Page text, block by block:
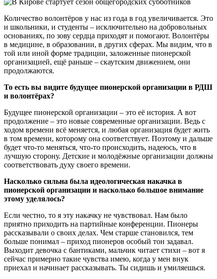
Количество волонтёров у нас из года в год увеличивается. Это
и школьники, и студенты – исключительно на добровольных
основаниях, по зову сердца приходят и помогают. Волонтёры
в медицине, в образовании, в других сферах. Мы видим, что в
той или иной форме традиции, заложенные пионерской
организацией, ещё раньше – скаутским движением, они
продолжаются.
То есть вы видите будущее пионерской организации в РДШ
и волонтёрах?
Будущее пионерской организации – это её история. А вот
продолжение – это новые современные организации. Ведь с
ходом времени всё меняется, и любая организация будет жить
в том времени, которому она соответствует. Поэтому и дальше
будет что-то меняться, что-то происходить, надеюсь, что в
лучшую сторону. Детские и молодёжные организации должны
соответствовать духу своего времени.
Насколько сильна была идеологическая накачка в
пионерской организации и насколько большое внимание
этому уделялось?
Если честно, то я эту накачку не чувствовал. Нам было
приятно приходить на партийные конференции. Пионеры
рассказывали о своих делах. Чем старше становился, тем
больше понимал – приход пионеров особый тон задавал.
Выходит девочка с бантиками, мальчик читает стихи – вот я
сейчас примерно такие чувства имею, когда у мен внук
приехал и начинает рассказывать. Ты сидишь и умиляешься.